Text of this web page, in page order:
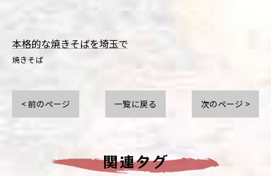
本格的な焼きそばを埼玉で
焼きそば
< 前のページ 一覧に戻る 次のページ >
関連タグ